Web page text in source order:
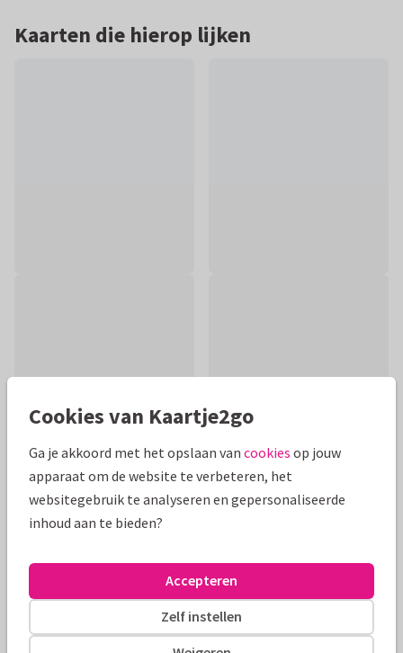
Kaarten die hierop lijken
Productinformatie
sturen bij het overlijden van een oma. De kleur is aanpasbaar
via achtergrondkleur.
Alle kaarten zijn helemaal naar wens aan te passen
Cookies van Kaartje2go
Ga je akkoord met het opslaan van cookies op jouw
apparaat om de website te verbeteren, het
websitegebruik te analyseren en gepersonaliseerde
inhoud aan te bieden?
Zelf instellen
Accepteren